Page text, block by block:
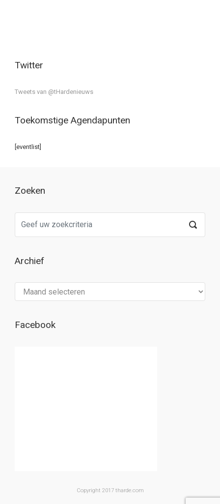
Twitter
Tweets van @tHardenieuws
Toekomstige Agendapunten
[eventlist]
Zoeken
Archief
Facebook
Copyright 2017 tharde.com